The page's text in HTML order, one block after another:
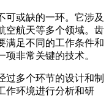
可或缺的一环。它涉及
空航天等多个领域。齿
满足不同的工作条件和
非常关键的技术。
过多个环节的设计和制
作环境进行分析和研